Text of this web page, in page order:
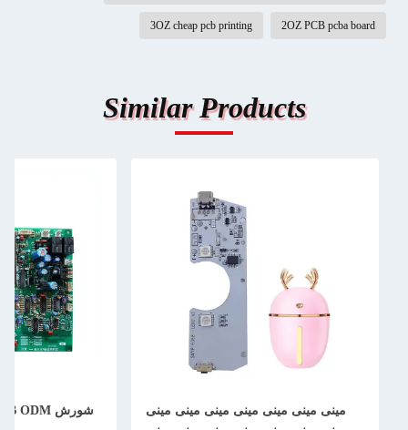
2OZ PCB pcba board
3OZ cheap pcb printing
Similar Products
مینی مینی مینی مینی مینی مینی مینی